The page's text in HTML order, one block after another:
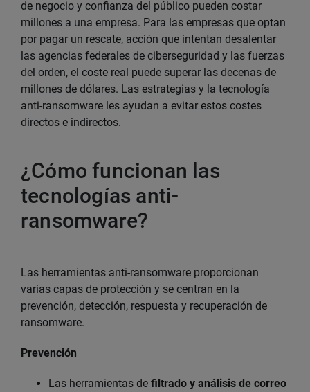
de negocio y confianza del público pueden costar
millones a una empresa. Para las empresas que optan
por pagar un rescate, acción que intentan desalentar
las agencias federales de ciberseguridad y las fuerzas
del orden, el coste real puede superar las decenas de
millones de dólares. Las estrategias y la tecnología
anti-ransomware les ayudan a evitar estos costes
directos e indirectos.
¿Cómo funcionan las
tecnologías anti-
ransomware?
Las herramientas anti-ransomware proporcionan
varias capas de protección y se centran en la
prevención, detección, respuesta y recuperación de
ransomware.
Prevención
Las herramientas de filtrado y análisis de correo